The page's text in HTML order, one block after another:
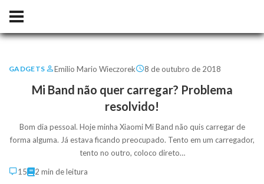
GADGETS Emilio Mario Wieczorek 8 de outubro de 2018
Mi Band não quer carregar? Problema
resolvido!
Bom dia pessoal. Hoje minha Xiaomi Mi Band não quis carregar de
forma alguma. Já estava ficando preocupado. Tento em um carregador,
tento no outro, coloco direto…
15
2 min de leitura